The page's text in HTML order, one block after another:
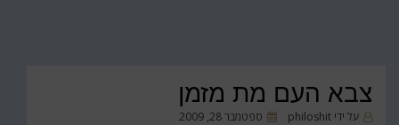
צבא העם מת מזמן
על ידי philoshit
פורסםספטמבר 28, 2009